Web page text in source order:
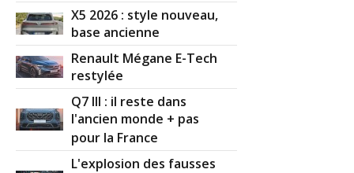
X5 2026 : style nouveau,
base ancienne
Renault Mégane E-Tech
restylée
Q7 III : il reste dans
l'ancien monde + pas
pour la France
L'explosion des fausses